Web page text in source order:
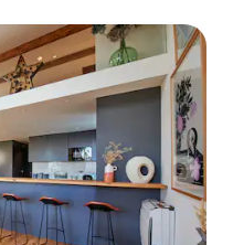
hóspedes